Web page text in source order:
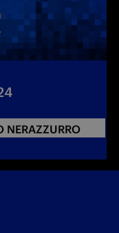
NERAZZURRO